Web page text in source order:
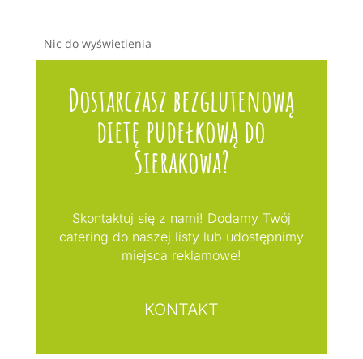
Nic do wyświetlenia
Dostarczasz bezglutenową
dietę pudełkową do
Sierakowa?
Skontaktuj się z nami! Dodamy Twój
catering do naszej listy lub udostępnimy
miejsca reklamowe!
KONTAKT